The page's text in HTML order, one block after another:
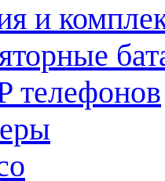
и
телефонов